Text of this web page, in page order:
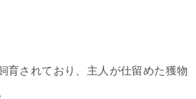
育されており、主人が仕留めた獲物